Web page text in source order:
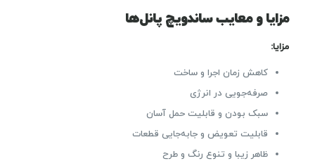
مزایا و معایب ساندویچ پانل‌ها
مزایا:
کاهش زمان اجرا و ساخت
صرفه‌جویی در انرژی
سبک بودن و قابلیت حمل آسان
قابلیت تعویض و جابه‌جایی قطعات
ظاهر زیبا و تنوع رنگ و طرح